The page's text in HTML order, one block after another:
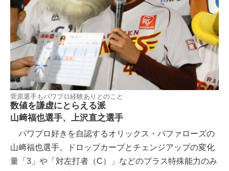
菅原選手もパワプロ経験ありとのこと
数値を謙虚にとらえる派
山﨑福也選手、上沢直之選手
パワプロ好きを自認するオリックス・バファローズの
山﨑福也選手。ドロップカーブとチェンジアップの変化
量「3」や「対左打者（C）」などのプラス特殊能力のみ